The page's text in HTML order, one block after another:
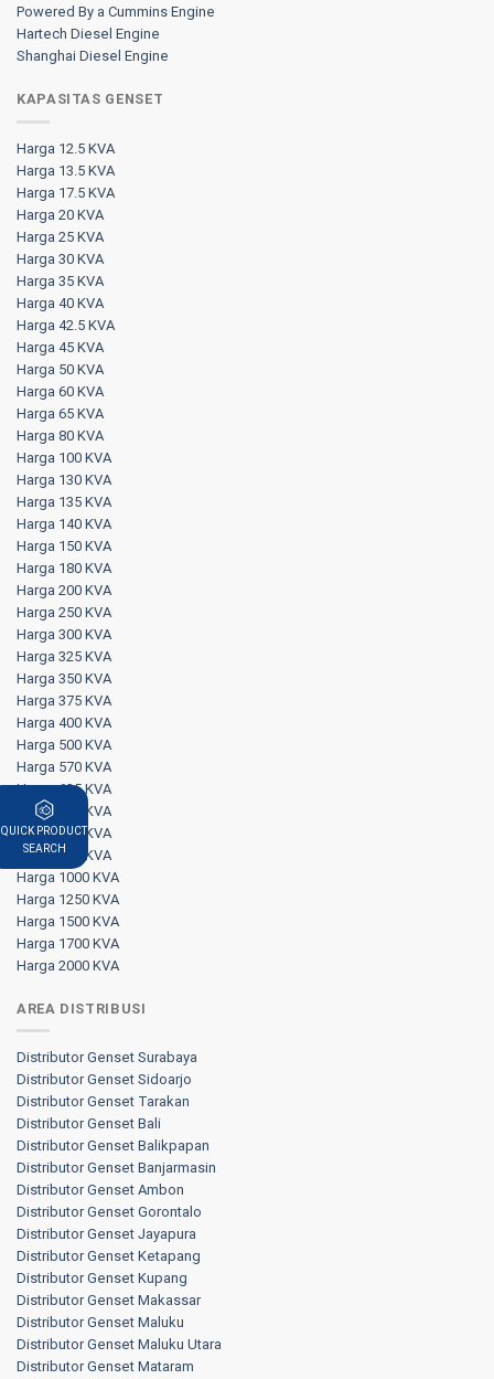
Powered By a Cummins Engine
Hartech Diesel Engine
Shanghai Diesel Engine
KAPASITAS GENSET
Harga 12.5 KVA
Harga 13.5 KVA
Harga 17.5 KVA
Harga 20 KVA
Harga 25 KVA
Harga 30 KVA
Harga 35 KVA
Harga 40 KVA
Harga 42.5 KVA
Harga 45 KVA
Harga 50 KVA
Harga 60 KVA
Harga 65 KVA
Harga 80 KVA
Harga 100 KVA
Harga 130 KVA
Harga 135 KVA
Harga 140 KVA
Harga 150 KVA
Harga 180 KVA
Harga 200 KVA
Harga 250 KVA
Harga 300 KVA
Harga 325 KVA
Harga 350 KVA
Harga 375 KVA
Harga 400 KVA
Harga 500 KVA
Harga 570 KVA
Harga 625 KVA
Harga 650 KVA
Harga 750 KVA
Harga 800 KVA
Harga 1000 KVA
Harga 1250 KVA
Harga 1500 KVA
Harga 1700 KVA
Harga 2000 KVA
AREA DISTRIBUSI
Distributor Genset Surabaya
Distributor Genset Sidoarjo
Distributor Genset Tarakan
Distributor Genset Bali
Distributor Genset Balikpapan
Distributor Genset Banjarmasin
Distributor Genset Ambon
Distributor Genset Gorontalo
Distributor Genset Jayapura
Distributor Genset Ketapang
Distributor Genset Kupang
Distributor Genset Makassar
Distributor Genset Maluku
Distributor Genset Maluku Utara
Distributor Genset Mataram
QUICK PRODUCT
SEARCH